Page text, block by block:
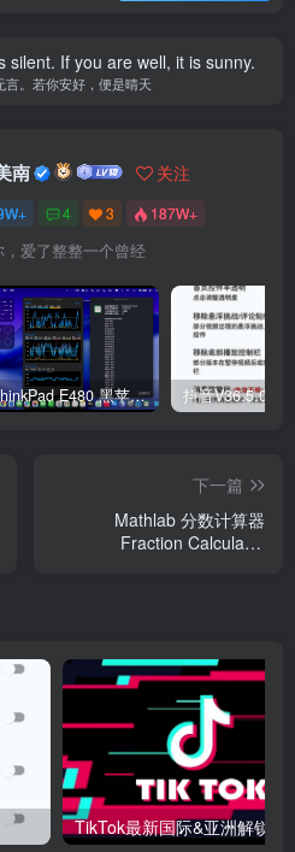
silent. If you are well, it is sunny.
言。若你安好，便是晴天
南 关注
4 3 187W+
，爱了整整一个曾经
ThinkPad E480 黑苹果完美Tahoe的EFI分享（2026.03.01更新） 抖音V36.5.0 内
下一篇
Mathlab 分数计算器
Fraction Calculator